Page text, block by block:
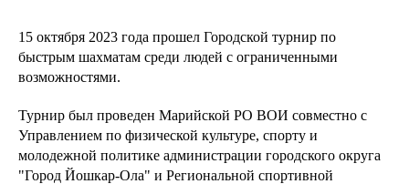
15 октября 2023 года прошел Городской турнир по
быстрым шахматам среди людей с ограниченными
возможностями.
Турнир был проведен Марийской РО ВОИ совместно с
Управлением по физической культуре, спорту и
молодежной политике администрации городского округа
"Город Йошкар-Ола" и Региональной спортивной